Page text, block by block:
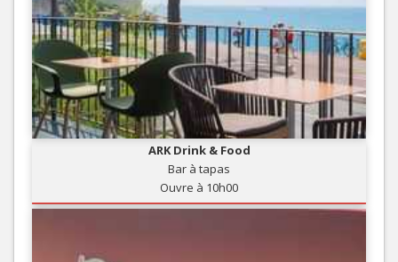
ARK Drink & Food
Bar à tapas
Ouvre à 10h00